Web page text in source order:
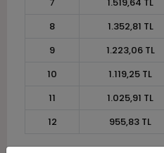
8
1.352,81 TL
9
1.223,06 TL
10
1.119,25 TL
11
1.025,91 TL
12
955,83 TL